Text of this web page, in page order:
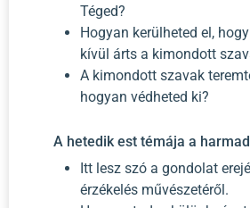
Téged?
Hogyan kerülheted el,
kívül árts a kimondott
A kimondott szavak
hogyan védheted ki?
A hetedik est témája a
Itt lesz szó a gondolat
érzékelés művészetéről.